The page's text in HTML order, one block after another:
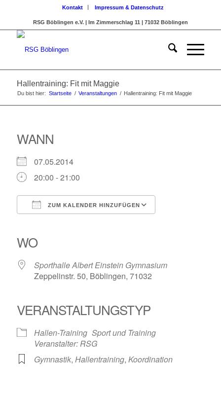
Kontakt Impressum & Datenschutz
RSG Böblingen e.V. | Im Zimmerschlag 11 | 71032 Böblingen
Hallentraining: Fit mit Maggie
Du bist hier: Startseite / Veranstaltungen / Hallentraining: Fit mit Maggie
WANN
07.05.2014
20:00 - 21:00
ZUM KALENDER HINZUFÜGEN
WO
Sporthalle Albert Einstein Gymnasium
Zeppelinstr. 50, Böblingen, 71032
VERANSTALTUNGSTYP
Hallen-Training Sport und Training
Veranstalter: RSG
Gymnastik, Hallentraining, Koordination